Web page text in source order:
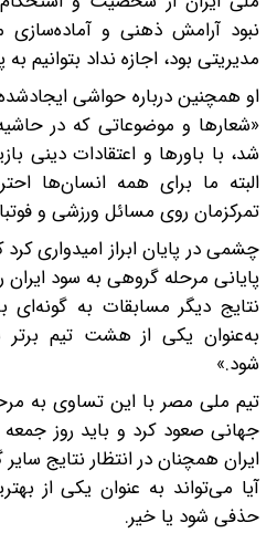
نبود آرامش ذهنی و
مدیریتی بود، اجازه نداد بتوانیم
او همچنین درباره حواشی
«شعارها و موضوعاتی که در
شد، با باورها و اعتقادات دینی
البته ما برای همه انسان‌ها
تمرکزمان روی مسائل ورزشی و
چشمی در پایان ابراز امیدواری
پایانی مرحله گروهی به سود ایران
نتایج دیگر مسابقات به گونه‌ای
به‌عنوان یکی از هشت تیم
شود.»
تیم ملی مصر با این تساوی به
جهانی صعود کرد و باید روز جمعه
ایران همچنان در انتظار نتایج
آیا می‌تواند به عنوان یکی از
حذفی شود یا خیر.